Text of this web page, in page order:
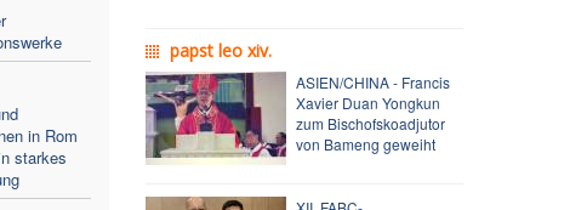
in Rom
starkes
papst leo xiv.
ASIEN/CHINA - Francis
Xavier Duan Yongkun
zum Bischofskoadjutor
von Bameng geweiht